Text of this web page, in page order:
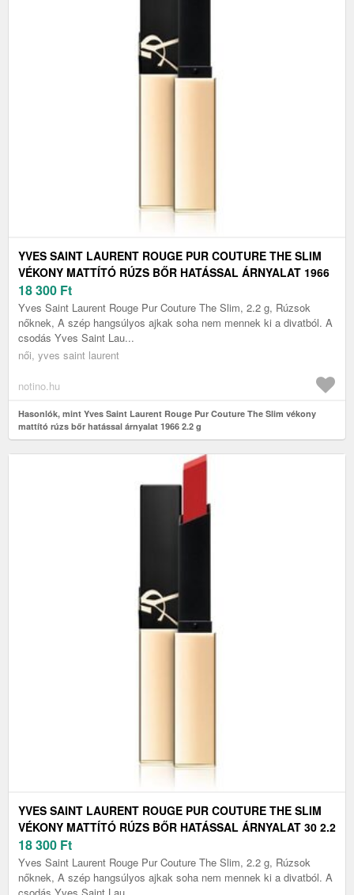
YVES SAINT LAURENT ROUGE PUR COUTURE THE SLIM
VÉKONY MATTÍTÓ RÚZS BŐR HATÁSSAL ÁRNYALAT 1966
2.2 G
18 300 Ft
Yves Saint Laurent Rouge Pur Couture The Slim, 2.2 g, Rúzsok
nőknek, A szép hangsúlyos ajkak soha nem mennek ki a divatból. A
csodás Yves Saint Lau...
női, yves saint laurent
notino.hu
Hasonlók, mint Yves Saint Laurent Rouge Pur Couture The Slim vékony
mattító rúzs bőr hatással árnyalat 1966 2.2 g
YVES SAINT LAURENT ROUGE PUR COUTURE THE SLIM
VÉKONY MATTÍTÓ RÚZS BŐR HATÁSSAL ÁRNYALAT 30 2.2
G
18 300 Ft
Yves Saint Laurent Rouge Pur Couture The Slim, 2.2 g, Rúzsok
nőknek, A szép hangsúlyos ajkak soha nem mennek ki a divatból. A